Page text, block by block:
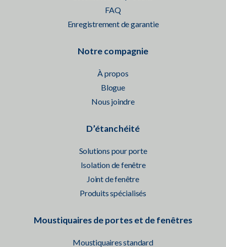
FAQ
Enregistrement de garantie
Notre compagnie
À propos
Blogue
Nous joindre
D’étanchéité
Solutions pour porte
Isolation de fenêtre
Joint de fenêtre
Produits spécialisés
Moustiquaires de portes et de fenêtres
Moustiquaires standard